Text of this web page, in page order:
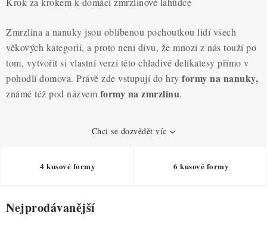
DEKORACE
PRO OSLAVY
DO KUCHYNĚ
TÉMATICKÉ PRODUKTY
Zmrzlina a nanuky jsou oblíbenou pochoutkou lidí všech
věkových kategorií, a proto není divu, že mnozí z nás touží po
tom, vytvořit si vlastní verzi této chladivé delikatesy přímo v
pohodlí domova. Právě zde vstupují do hry formy na nanuky,
známé též pod názvem formy na zmrzlinu.
Chci se dozvědět víc
4 kusové formy 6 kusové formy
Nejprodávanější